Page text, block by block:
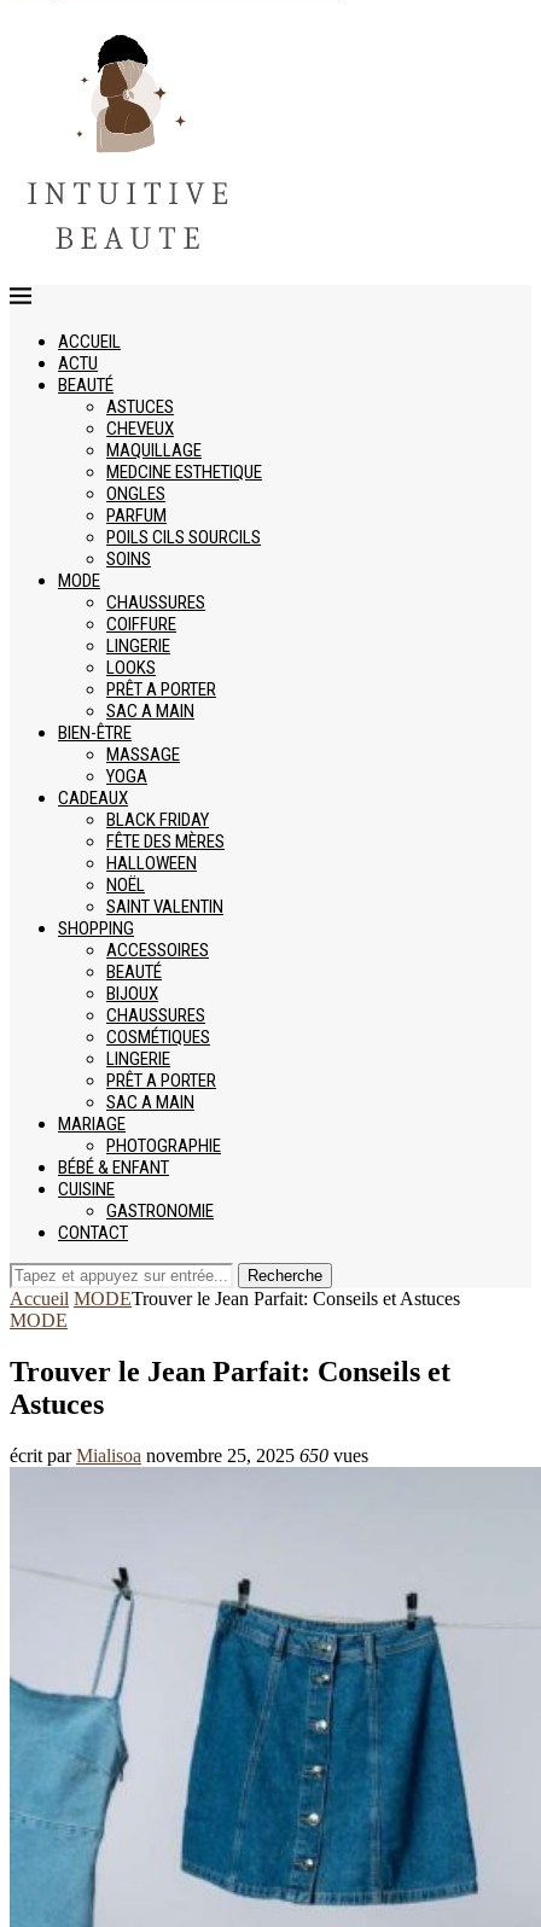
ACCUEIL
ACTU
BEAUTÉ
ASTUCES
CHEVEUX
MAQUILLAGE
MEDCINE ESTHETIQUE
ONGLES
PARFUM
POILS CILS SOURCILS
SOINS
MODE
CHAUSSURES
COIFFURE
LINGERIE
LOOKS
PRÊT A PORTER
SAC A MAIN
BIEN-ÊTRE
MASSAGE
YOGA
CADEAUX
BLACK FRIDAY
FÊTE DES MÈRES
HALLOWEEN
NOËL
SAINT VALENTIN
SHOPPING
ACCESSOIRES
BEAUTÉ
BIJOUX
CHAUSSURES
COSMÉTIQUES
LINGERIE
PRÊT A PORTER
SAC A MAIN
MARIAGE
PHOTOGRAPHIE
BÉBÉ & ENFANT
CUISINE
GASTRONOMIE
CONTACT
Recherche
Accueil MODETrouver le Jean Parfait: Conseils et Astuces
MODE
Trouver le Jean Parfait: Conseils et
Astuces
écrit parMialisoa novembre 25, 2025 650 vues